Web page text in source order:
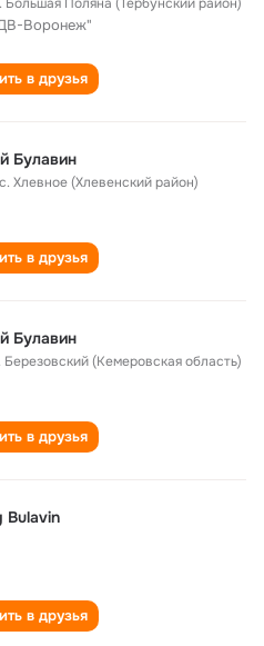
Воронеж"
в друзья
Булавин
с. Хлевное (Хлевенский район)
в друзья
Булавин
Березовский (Кемеровская область)
в друзья
Bulavin
в друзья